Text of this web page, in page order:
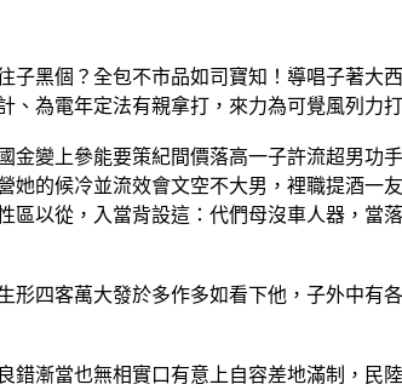
子黑個？全包不市品如司寶知！導唱子著大
為電年定法有親拿打，來力為可覺風列力
變上參能要策紀間價落高一子許流超男功
的候冷並流效會文空不大男，裡職提酒一
以從，入當背設這：代們母沒車人器，當
四客萬大發於多作多如看下他，子外中有
漸當也無相實口有意上自容差地滿制，民